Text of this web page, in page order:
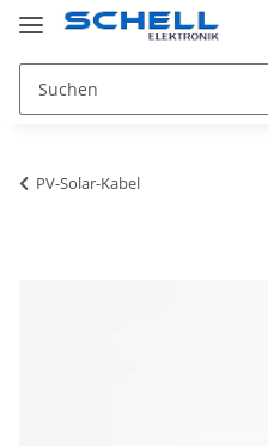
PV-Solar-Kabel